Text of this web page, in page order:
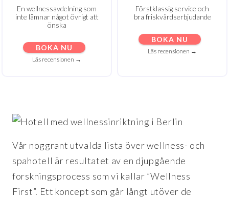
En wellnessavdelning som
inte lämnar något övrigt att
önska
BOKA NU
Läs recensionen →
Förstklassig service och
bra friskvårdserbjudande
BOKA NU
Läs recensionen →
Vår noggrant utvalda lista över wellness- och
spahotell är resultatet av en djupgående
forskningsprocess som vi kallar ”Wellness
First”. Ett koncept som går långt utöver de